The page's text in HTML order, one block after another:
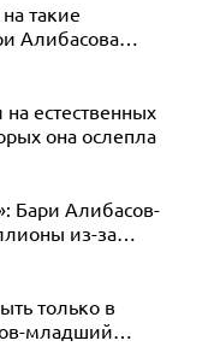
такие
Алибасова
его
естественных
она ослепла
Бари Алибасов-
из-за
только в
младший